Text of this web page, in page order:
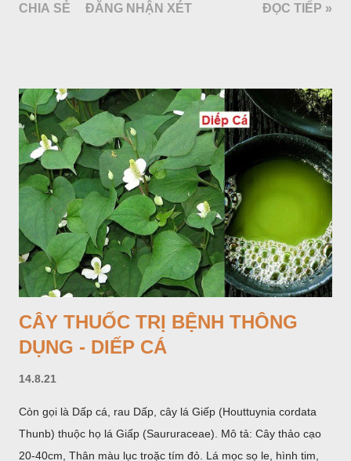
quanh có 3-5 mấu lồi; vỏ củ màu nâu, thịt trắng vàng và cứng.
một mo to màu đỏ xanh có đốm trắng, mặt trong màu đỏ thẫm,
bao lấy một bong mo là một trục mang phần hoa cái ở dưới,
phần hoa đực ở trên. Khoai nưa phân bố ở Ấn độ, Myanma,
Trung quốc, Việt nam, Campuchia, Malaixia, Inđônêxia,
Philippin. Ở nước ta, khoai nưa mọc hoang rải rác ở khắp các
vùng rừng núi, được bà con nhiều địa phương đem về trồng từ
lâu đời ở trong vườn, quanh bờ ao, dọc hàng rào và trên các
đồi để làm thức ăn cho người và gia súc, gặp nhiều ở các tỉnh
Lạng s...
CHIA SẺ ĐĂNG NHẬN XÉT ĐỌC TIẾP »
CÂY THUỐC TRỊ BỆNH THÔNG
DỤNG - DIẾP CÁ
14.8.21
Còn gọi là Dấp cá, rau Dấp, cây lá Giếp (Houttuynia cordata
Thunb) thuộc họ lá Giấp (Saururaceae). Mô tả: Cây thảo cạo
20-40cm, Thân màu lục troặc tím đỏ. Lá mọc sọ le, hình tim,